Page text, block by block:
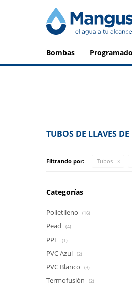
bombas
TUBOS DE LLAVES DE
Filtrando por: Tubos
Categorías
Polietileno (16)
Pead (4)
PPL (1)
PVC Azul (2)
PVC Blanco (3)
Termofusión (2)